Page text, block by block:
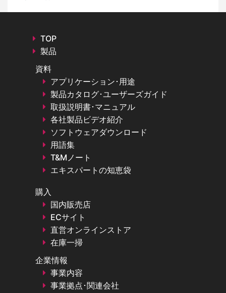
TOP
製品
資料
アプリケーション･用途
製品カタログ･ユーザーズガイド
取扱説明書･マニュアル
各社製品ビデオ紹介
ソフトウェアダウンロード
用語集
T&Mノート
エキスパートの知恵袋
購入
国内販売店
ECサイト
直営オンラインストア
在庫一掃
企業情報
事業内容
事業拠点･関連会社